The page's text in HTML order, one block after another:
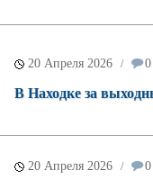
20 Апреля 2026 / 0
В Находке за
20 Апреля 2026 / 0